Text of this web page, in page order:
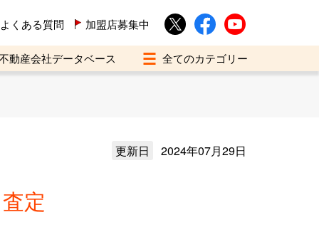
よくある質問 加盟店募集中
動産会社データベース
更新日 2024年07月29日
定